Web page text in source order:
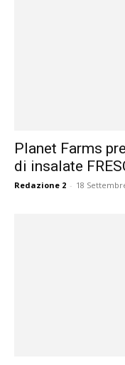
Planet Farms
di insalate
Redazione 2 - 18